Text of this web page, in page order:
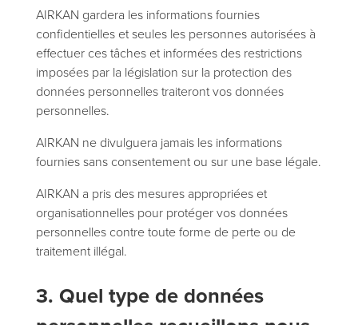
AIRKAN gardera les informations fournies
confidentielles et seules les personnes autorisées à
effectuer ces tâches et informées des restrictions
imposées par la législation sur la protection des
données personnelles traiteront vos données
personnelles.
AIRKAN ne divulguera jamais les informations
fournies sans consentement ou sur une base légale.
AIRKAN a pris des mesures appropriées et
organisationnelles pour protéger vos données
personnelles contre toute forme de perte ou de
traitement illégal.
3. Quel type de données